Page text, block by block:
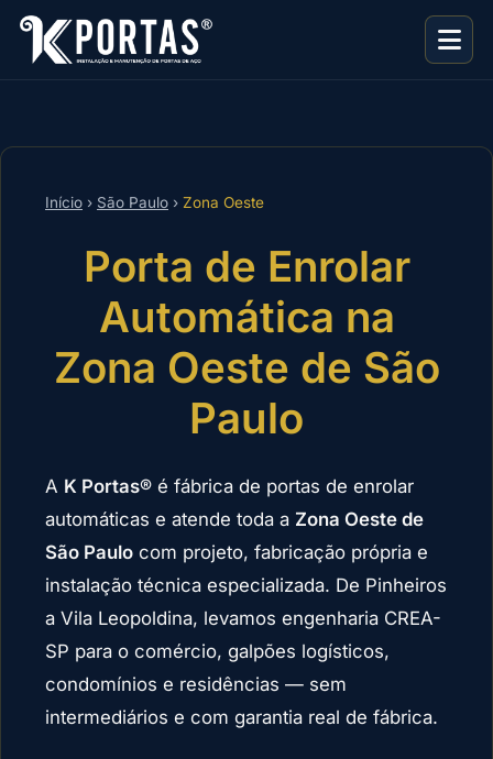
Início › São Paulo › Zona Oeste
Porta de Enrolar
Automática na
Zona Oeste de São
Paulo
A K Portas® é fábrica de portas de enrolar
automáticas e atende toda a Zona Oeste de
São Paulo com projeto, fabricação própria e
instalação técnica especializada. De Pinheiros
a Vila Leopoldina, levamos engenharia CREA-
SP para o comércio, galpões logísticos,
condomínios e residências — sem
intermediários e com garantia real de fábrica.